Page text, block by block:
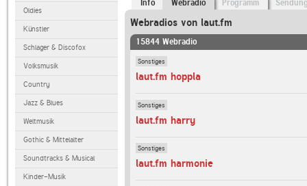
Oldies
Künstler
Schlager & Discofox
Volksmusik
Country
Jazz & Blues
Weltmusik
Gothic & Mittelalter
Soundtracks & Musical
Kinder-Musik
Info Webradio Programm
Webradios von laut.fm
15844 Webradio
Sonstiges
laut.fm hoppla
Sonstiges
laut.fm harry
Sonstiges
laut.fm harmonie